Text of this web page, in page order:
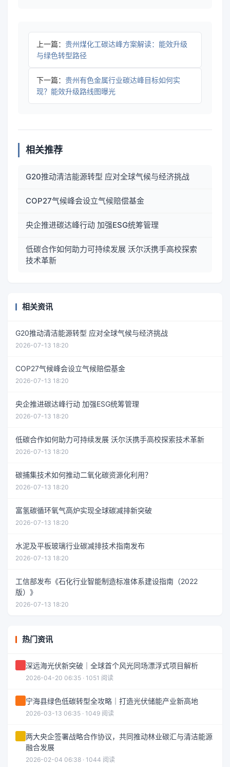
上一篇： 贵州煤化工碳达峰方案解读：能效升级
与绿色转型路径
下一篇： 贵州有色金属行业碳达峰目标如何实
现？能效升级路线图曝光
相关推荐
G20推动清洁能源转型 应对全球气候与经济挑战
COP27气候峰会设立气候赔偿基金
央企推进碳达峰行动 加强ESG统筹管理
低碳合作如何助力可持续发展 沃尔沃携手高校探索
技术革新
相关资讯
G20推动清洁能源转型 应对全球气候与经济挑战
2026-07-13 18:20
COP27气候峰会设立气候赔偿基金
2026-07-13 18:20
央企推进碳达峰行动 加强ESG统筹管理
2026-07-13 18:20
低碳合作如何助力可持续发展 沃尔沃携手高校探索技术革新
2026-07-13 18:20
碳捕集技术如何推动二氧化碳资源化利用？
2026-07-13 18:20
富氢碳循环氧气高炉实现全球碳减排新突破
2026-07-13 18:20
水泥及平板玻璃行业碳减排技术指南发布
2026-07-13 18:20
工信部发布《石化行业智能制造标准体系建设指南（2022
版）》
2026-07-13 18:20
热门资讯
深远海光伏新突破｜全球首个风光同场漂浮式项目解析
2026-04-20 06:35 · 1051 阅读
宁海县绿色低碳转型全攻略｜打造光伏储能产业新高地
2026-03-13 06:35 · 1049 阅读
两大央企签署战略合作协议，共同推动林业碳汇与清洁能源
融合发展
2026-02-04 06:38 · 1044 阅读